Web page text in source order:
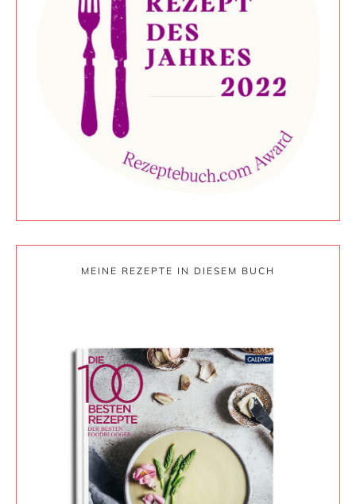
MEINE REZEPTE IN DIESEM BUCH